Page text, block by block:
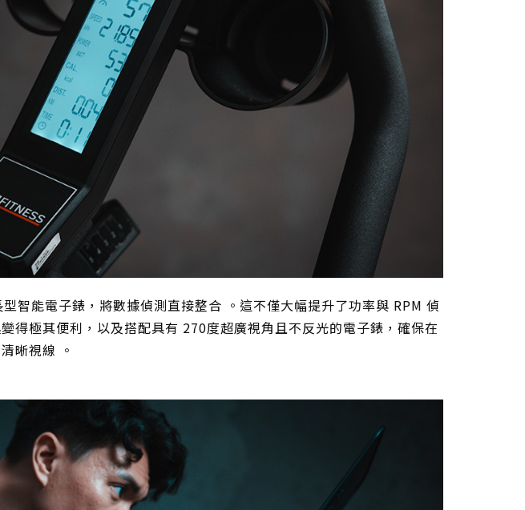
智能電子錶，將數據偵測直接整合 。這不僅大幅提升了功率與 RPM 偵
得極其便利，以及搭配具有 270度超廣視角且不反光的電子錶，確保在
晰視線 。